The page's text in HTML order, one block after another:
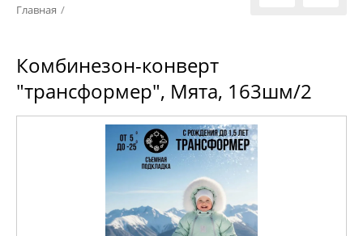
Главная /
Комбинезон-конверт
"трансформер", Мята, 163шм/2